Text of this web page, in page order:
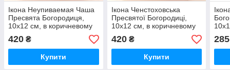
Ікона Неупиваемая Чаша
Пресвята Богородиця,
10х12 см, в коричневому
дерев'яному кіоті з
камінням
420 ₴
Купити
Ікона Ченстоховська
Пресвятої Богородиці,
10х12 см, в коричневому
дерев'яному кіоті з
камінням
420₴
Купити
285